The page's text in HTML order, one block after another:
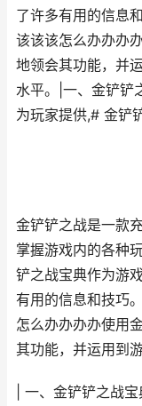
了许多有用的信息
该该该怎么办办办
地领会其功能，并
水平。|一、金铲铲
为玩家提供,# 金铲
金铲铲之战是一款
掌握游戏内的各种
铲之战宝典作为游
有用的信息和技巧
怎么办办办办使用
其功能，并运用到
| 一、金铲铲之战